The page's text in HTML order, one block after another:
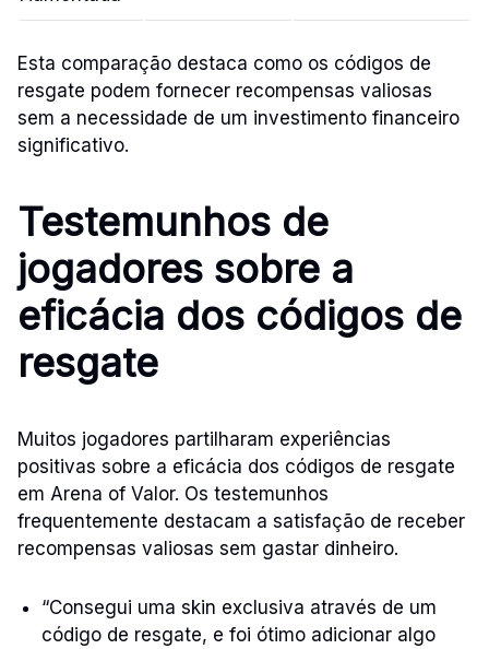
Esta comparação destaca como os códigos de
resgate podem fornecer recompensas valiosas
sem a necessidade de um investimento financeiro
significativo.
Testemunhos de
jogadores sobre a
eficácia dos códigos de
resgate
Muitos jogadores partilharam experiências
positivas sobre a eficácia dos códigos de resgate
em Arena of Valor. Os testemunhos
frequentemente destacam a satisfação de receber
recompensas valiosas sem gastar dinheiro.
“Consegui uma skin exclusiva através de um
código de resgate, e foi ótimo adicionar algo